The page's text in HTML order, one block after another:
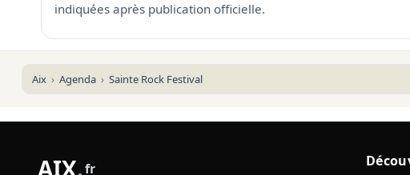
indiquées après publication officielle.
Aix Agenda Sainte Rock Festival
AIX.fr